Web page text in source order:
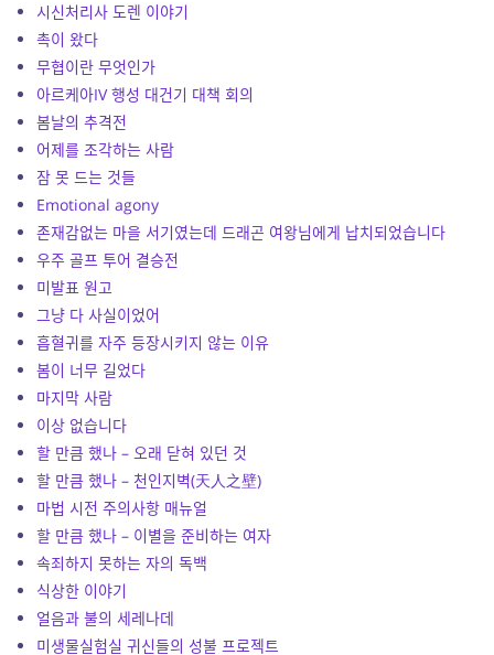
시신처리사 도렌 이야기
촉이 왔다
무협이란 무엇인가
아르케아IV 행성 대건기 대책 회의
봄날의 추격전
어제를 조각하는 사람
잠 못 드는 것들
Emotional agony
존재감없는 마을 서기였는데 드래곤 여왕님에게 납치되었습니다
우주 골프 투어 결승전
미발표 원고
그냥 다 사실이었어
흡혈귀를 자주 등장시키지 않는 이유
봄이 너무 길었다
마지막 사람
이상 없습니다
할 만큼 했나 – 오래 닫혀 있던 것
할 만큼 했나 – 천인지벽(天人之壁)
마법 시전 주의사항 매뉴얼
할 만큼 했나 – 이별을 준비하는 여자
속죄하지 못하는 자의 독백
식상한 이야기
얼음과 불의 세레나데
미생물실험실 귀신들의 성불 프로젝트